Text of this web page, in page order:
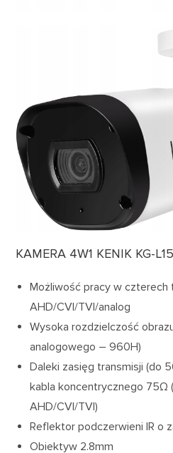
KAMERA 4W1 KENIK KG-
Możliwość pracy w czterech
AHD/CVI/TVI/analog
Wysoka rozdzielczość
analogowego – 960H)
Daleki zasięg transmisji (do
kabla koncentrycznego 75Ω
AHD/CVI/TVI)
Reflektor podczerwieni IR o
Obiektyw 2.8mm